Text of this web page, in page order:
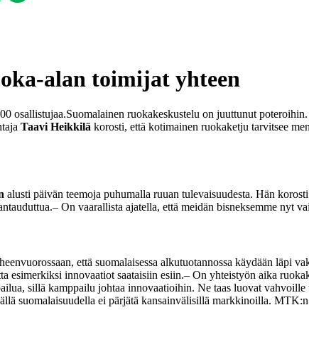
alan toimijat yhteen
osallistujaa.Suomalainen ruokakeskustelu on juuttunut
Taavi Heikkilä korosti, että kotimainen ruokaketju tarvitsee
alusti päivän teemoja puhumalla ruuan tulevaisuudesta. Hän
– On vaarallista ajatella, että meidän bisneksemme nyt
että suomalaisessa alkutuotannossa käydään
esimerkiksi innovaatiot saataisiin esiin.– On yhteistyön aika
sillä kamppailu johtaa innovaatioihin. Ne taas luovat
suomalaisuudella ei pärjätä kansainvälisillä markkinoilla.